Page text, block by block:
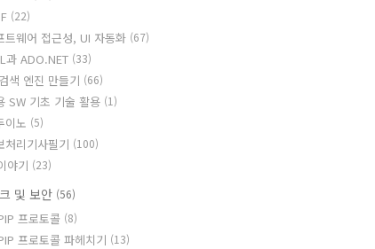
(22)
트웨어 접근성, UI 자동화 (67)
과 ADO.NET (33)
색 엔진 만들기 (66)
SW 기초 기술 활용 (1)
이노 (5)
처리기사필기 (100)
야기 (23)
및 보안 (56)
프로토콜 (8)
프로토콜 파헤치기 (13)